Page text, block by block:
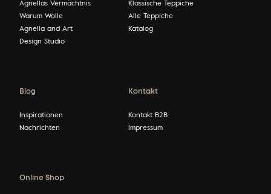
Warum Wolle
Agnella and Art
Design Studio
Alle Teppiche
Katalog
Blog
Inspirationen
Nachrichten
Kontakt
Kontakt B2B
Impressum
Online Shop